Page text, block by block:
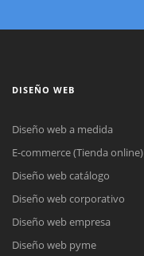
DISEÑO WEB
Diseño web a medida
E-commerce (Tienda online)
Diseño web catálogo
Diseño web corporativo
Diseño web empresa
Diseño web pyme